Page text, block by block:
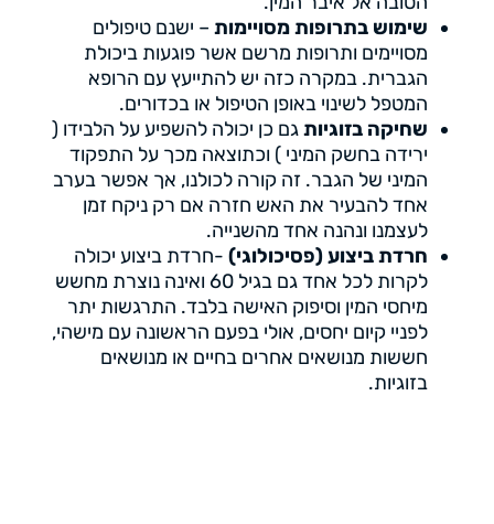
שימוש בתרופות מסויימות – ישנם טיפולים
מסויימים ותרופות מרשם אשר פוגעות ביכולת
הגברית. במקרה כזה יש להתייעץ עם הרופא
המטפל לשינוי באופן הטיפול או בכדורים.
שחיקה בזוגיותגם כן יכולה להשפיע על הלבידו (
ירידה בחשק המיני ) וכתוצאה מכך על התפקוד
המיני של הגבר. זה קורה לכולנו, אך אפשר בערב
אחד להבעיר את האש חזרה אם רק ניקח זמן
לעצמנו ונהנה אחד מהשנייה.
חרדת ביצוע (פסיכולוגי) -חרדת ביצוע יכולה
לקרות לכל אחד גם בגיל 60 ואינה נוצרת מחשש
מיחסי המין וסיפוק האישה בלבד. התרגשות יתר
לפניי קיום יחסים, אולי בפעם הראשונה עם מישהי,
חששות מנושאים אחרים בחיים או מנושאים
בזוגיות.